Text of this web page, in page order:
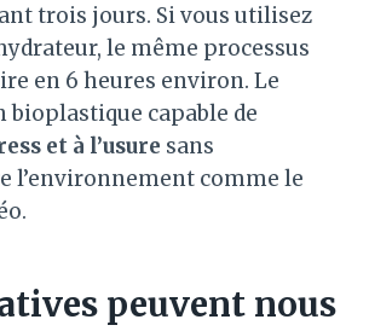
trois jours. Si vous utilisez
le même processus
en 6 heures environ. Le
bioplastique capable de
et à l’usure sans
l’environnement comme le
peuvent nous